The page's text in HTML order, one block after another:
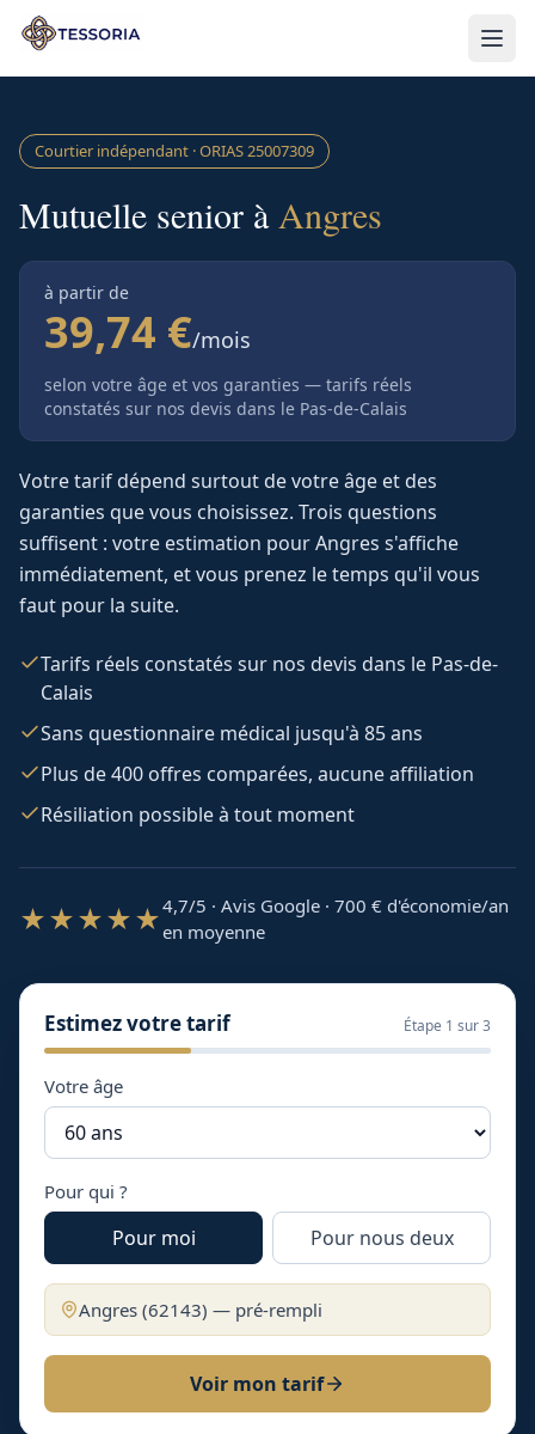
Aller au contenu principal
Courtier indépendant · ORIAS25007309
Mutuelle senior àAngres
à partir de
39,74 €/mois
selon votre âge et vos garanties — tarifs réels
constatés sur nos devis dans le Pas-de-Calais
Votre tarif dépend surtout de votre âge et des
garanties que vous choisissez. Trois questions
suffisent : votre estimation pourAngres s'affiche
immédiatement, et vous prenez le temps qu'il vous
faut pour la suite.
Tarifs réels constatés sur nos devis dans le Pas-de-
Calais
Sans questionnaire médical jusqu'à 85 ans
Plus de 400 offres comparées, aucune affiliation
Résiliation possible à tout moment
★★★★★4,7/5 · Avis Google · 700 € d'économie/an
en moyenne
Estimez votre tarif Étape 1 sur 3
Votre âge
Pour qui ?
Pour moi Pour nous deux
Angres (62143) — pré-rempli
Voir mon tarif